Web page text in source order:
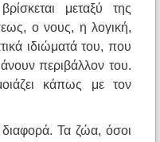
μεταξύ της
ο νους, η λογική,
ιδιώματά του, που
περιβάλλον του.
κάπως με τον
διαφορά. Τα ζώα, όσοι